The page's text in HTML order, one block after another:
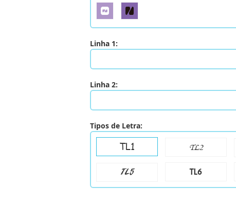
Linha 1:
Linha 2:
Tipos de Letra:
TL1 TL2
TL5 TL6